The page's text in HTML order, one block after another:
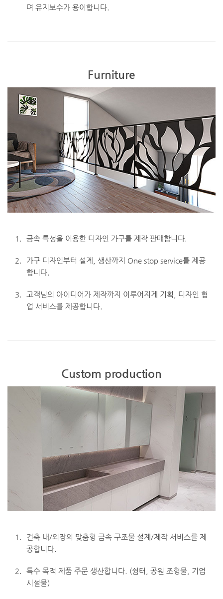
며 유지보수가 용이합니다.
Furniture
1. 금속 특성을 이용한 디자인 가구를 제작 판매합니다.
2.
가구 디자인부터 설계, 생산까지 One stop service를 제공
합니다.
3.
고객님의 아이디어가 제작까지 이루어지게 기획, 디자인 협
업 서비스를 제공합니다.
Custom production
1.
건축 내/외장의 맞춤형 금속 구조물 설계/제작 서비스를 제
공합니다.
2.
특수 목적 제품 주문 생산합니다. (쉼터, 공원 조형물, 기업
시설물)